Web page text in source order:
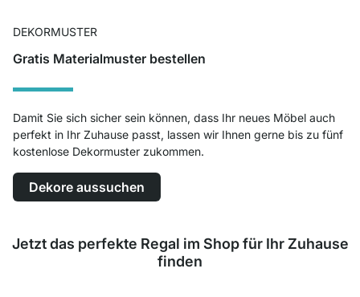
DEKORMUSTER
Gratis Materialmuster bestellen
Damit Sie sich sicher sein können, dass Ihr neues Möbel auch
perfekt in Ihr Zuhause passt, lassen wir Ihnen gerne bis zu fünf
kostenlose Dekormuster zukommen.
Dekore aussuchen
Jetzt das perfekte Regal im Shop für Ihr Zuhause
finden